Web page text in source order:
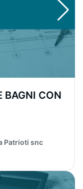
BAGNI CON
Patrioti snc